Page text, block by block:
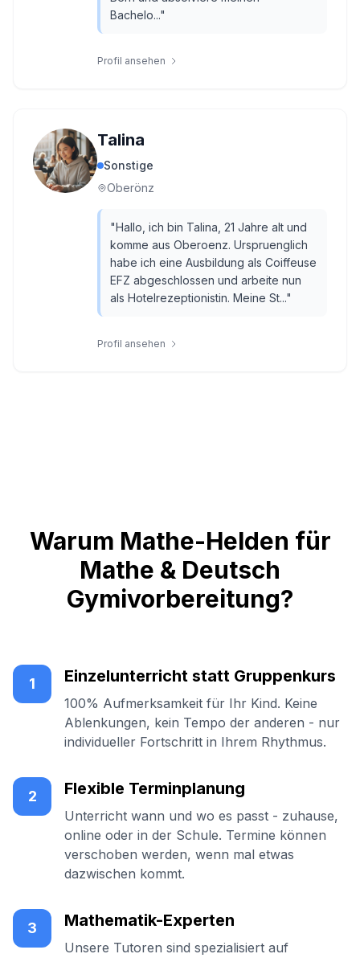
Bachelo..."
Profil ansehen
Talina
Sonstige
Oberönz
"Hallo, ich bin Talina, 21 Jahre alt und
komme aus Oberoenz. Urspruenglich
habe ich eine Ausbildung als Coiffeuse
EFZ abgeschlossen und arbeite nun
als Hotelrezeptionistin. Meine St..."
Profil ansehen
Warum Mathe-Helden für
Mathe & Deutsch
Gymivorbereitung?
1 Einzelunterricht statt Gruppenkurs
100% Aufmerksamkeit für Ihr Kind. Keine
Ablenkungen, kein Tempo der anderen - nur
individueller Fortschritt in Ihrem Rhythmus.
2 Flexible Terminplanung
Unterricht wann und wo es passt - zuhause,
online oder in der Schule. Termine können
verschoben werden, wenn mal etwas
dazwischen kommt.
3 Mathematik-Experten
Unsere Tutoren sind spezialisiert auf